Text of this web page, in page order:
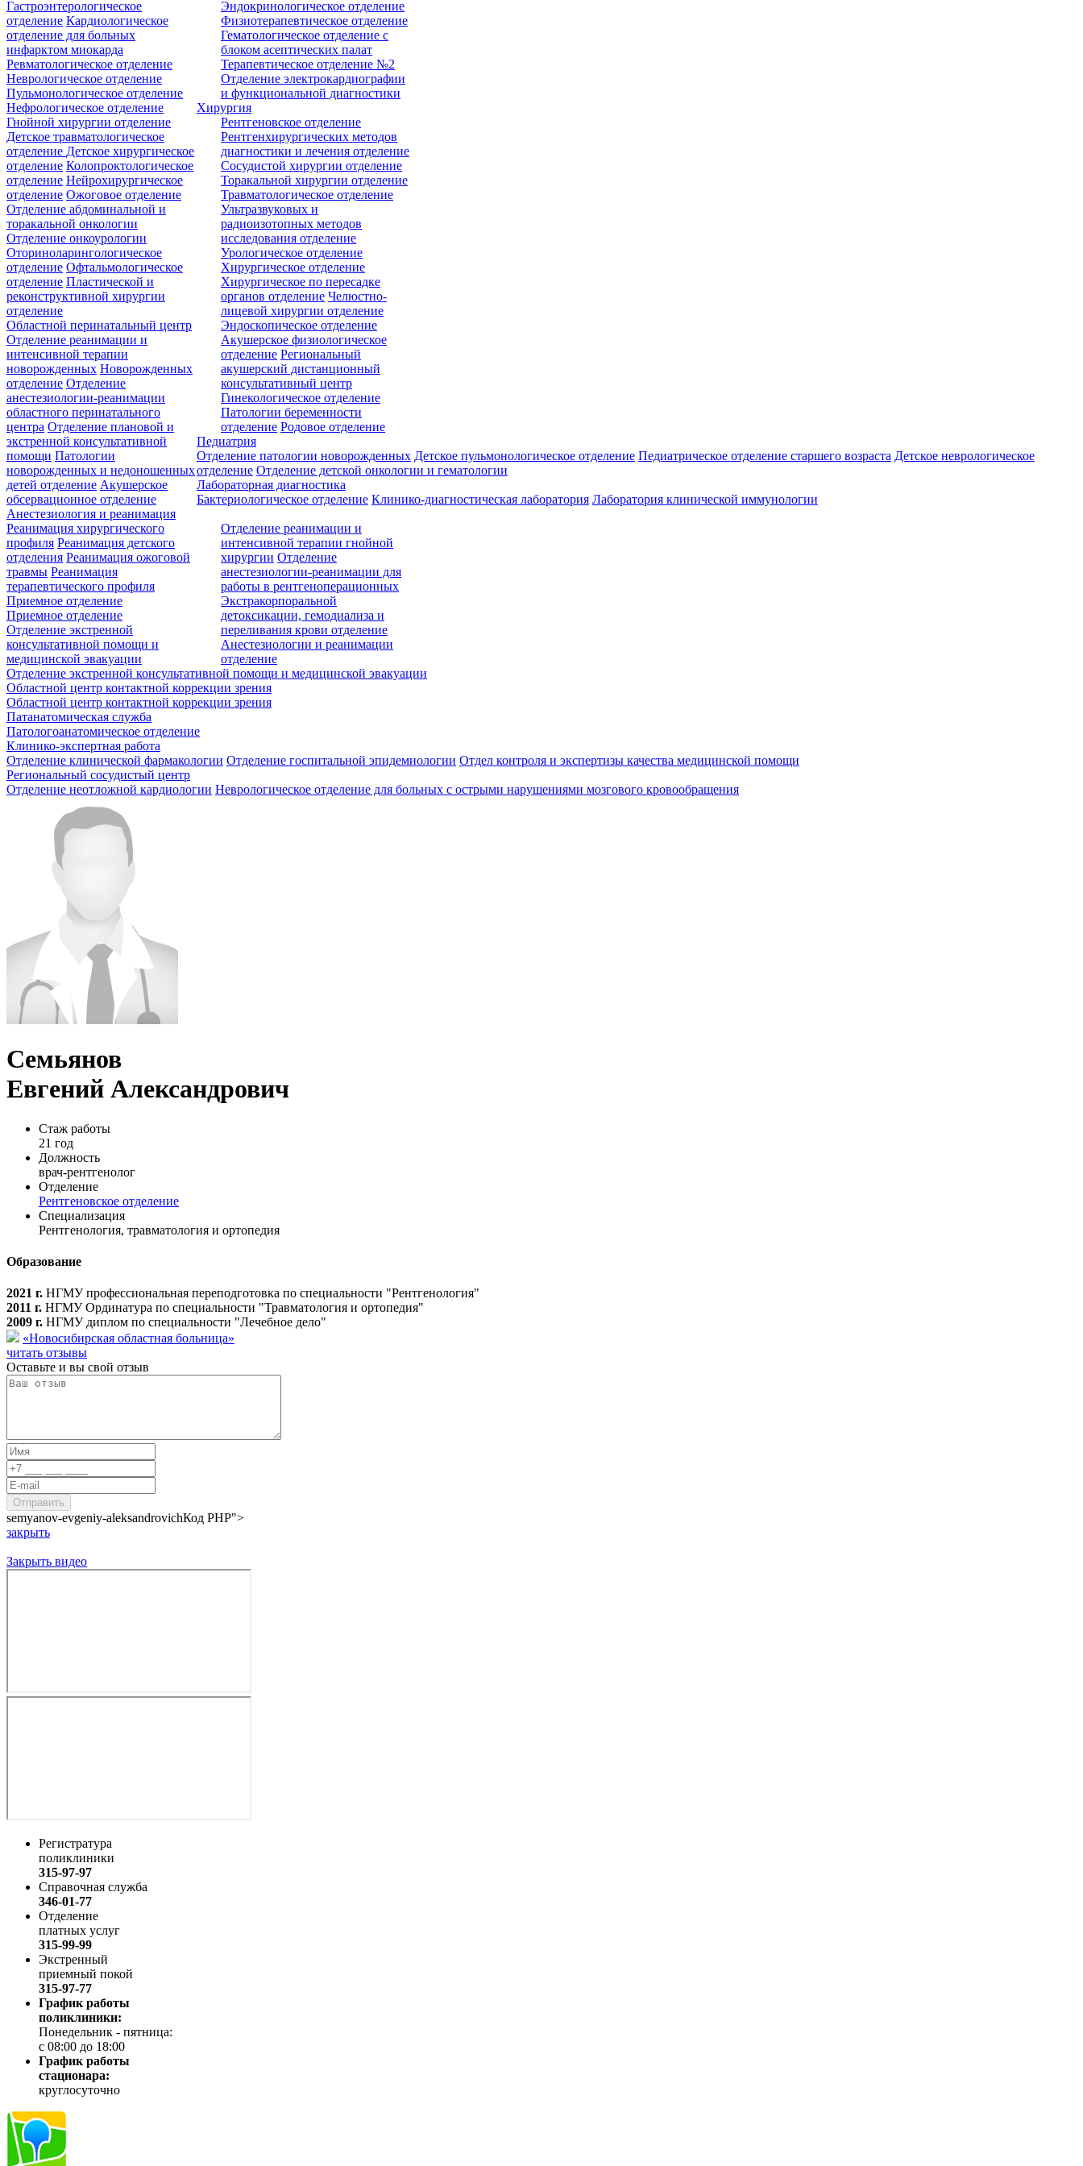
Гастроэнтерологическое
отделение Кардиологическое
отделение для больных
инфарктом миокарда
Ревматологическое отделение
Неврологическое отделение
Пульмонологическое отделение
Нефрологическое отделение
Эндокринологическое отделение
Физиотерапевтическое отделение
Гематологическое отделение с
блоком асептических палат
Терапевтическое отделение №2
Отделение электрокардиографии
и функциональной диагностики
Хирургия
Гнойной хирургии отделение
Детское травматологическое
отделение Детское хирургическое
отделение Колопроктологическое
отделение Нейрохирургическое
отделение Ожоговое отделение
Отделение абдоминальной и
торакальной онкологии
Отделение онкоурологии
Оториноларингологическое
отделение Офтальмологическое
отделение Пластической и
реконструктивной хирургии
отделение
Рентгеновское отделение
Рентгенхирургических методов
диагностики и лечения отделение
Сосудистой хирургии отделение
Торакальной хирургии отделение
Травматологическое отделение
Ультразвуковых и
радиоизотопных методов
исследования отделение
Урологическое отделение
Хирургическое отделение
Хирургическое по пересадке
органов отделение Челюстно-
лицевой хирургии отделение
Эндоскопическое отделение
Областной перинатальный центр
Отделение реанимации и
интенсивной терапии
новорожденных Новорожденных
отделение Отделение
анестезиологии-реанимации
областного перинатального
центра Отделение плановой и
экстренной консультативной
помощи Патологии
новорожденных и недоношенных
детей отделение Акушерское
обсервационное отделение
Акушерское физиологическое
отделение Региональный
акушерский дистанционный
консультативный центр
Гинекологическое отделение
Патологии беременности
отделение Родовое отделение
Педиатрия
Отделение патологии новорожденных Детское пульмонологическое отделение Педиатрическое отделение старшего возраста Детское неврологическое
отделение Отделение детской онкологии и гематологии
Лабораторная диагностика
Бактериологическое отделение Клинико-диагностическая лаборатория Лаборатория клинической иммунологии
Анестезиология и реанимация
Реанимация хирургического
профиля Реанимация детского
отделения Реанимация ожоговой
травмы Реанимация
терапевтического профиля
Отделение реанимации и
интенсивной терапии гнойной
хирургии Отделение
анестезиологии-реанимации для
работы в рентгеноперационных
Экстракорпоральной
детоксикации, гемодиализа и
переливания крови отделение
Анестезиологии и реанимации
отделение
Приемное отделение
Приемное отделение
Отделение экстренной
консультативной помощи и
медицинской эвакуации
Отделение экстренной консультативной помощи и медицинской эвакуации
Областной центр контактной коррекции зрения
Областной центр контактной коррекции зрения
Патанатомическая служба
Патологоанатомическое отделение
Клинико-экспертная работа
Отделение клинической фармакологии Отделение госпитальной эпидемиологии Отдел контроля и экспертизы качества медицинской помощи
Региональный сосудистый центр
Отделение неотложной кардиологии Неврологическое отделение для больных с острыми нарушениями мозгового кровообращения
Семьянов
Евгений Александрович
Стаж работы
21 год
Должность
врач-рентгенолог
Отделение
Рентгеновское отделение
Специализация
Рентгенология, травматология и ортопедия
Образование
2021 г. НГМУ профессиональная переподготовка по специальности "Рентгенология"
2011 г. НГМУ Ординатура по специальности "Травматология и ортопедия"
2009 г. НГМУ диплом по специальности "Лечебное дело"
«Новосибирская областная больница»
читать отзывы
Оставьте и вы свой отзыв
semyanov-evgeniy-aleksandrovichКод PHP">
закрыть
Закрыть видео
Регистратура
поликлиники
315-97-97
Справочная служба
346-01-77
Отделение
платных услуг
315-99-99
Экстренный
приемный покой
315-97-77
График работы
поликлиники:
Понедельник - пятница:
с 08:00 до 18:00
График работы
стационара:
круглосуточно